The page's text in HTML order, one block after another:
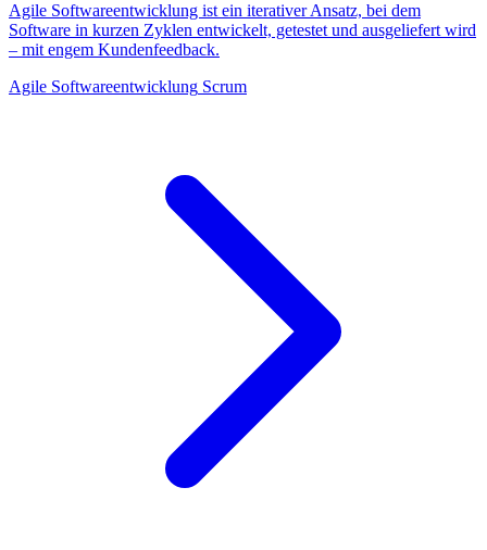
Agile Softwareentwicklung ist ein iterativer Ansatz, bei dem
Software in kurzen Zyklen entwickelt, getestet und ausgeliefert wird
– mit engem Kundenfeedback.
Agile Softwareentwicklung Scrum